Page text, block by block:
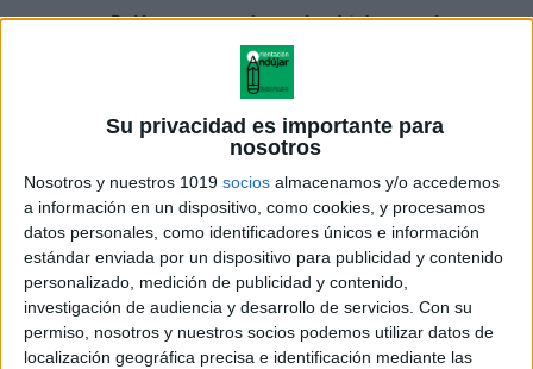
Su privacidad es importante para
nosotros
Nosotros y nuestros 1019 socios almacenamos y/o accedemos
a información en un dispositivo, como cookies, y procesamos
datos personales, como identificadores únicos e información
estándar enviada por un dispositivo para publicidad y contenido
personalizado, medición de publicidad y contenido,
investigación de audiencia y desarrollo de servicios. Con su
permiso, nosotros y nuestros socios podemos utilizar datos de
localización geográfica precisa e identificación mediante las